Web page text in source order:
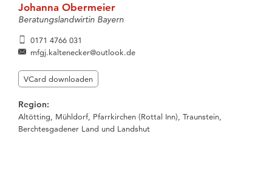
Johanna Obermeier
Beratungslandwirtin Bayern
0171 4766 031
mfgj.kaltenecker@outlook.de
VCard downloaden
Region:
Altötting, Mühldorf, Pfarrkirchen (Rottal Inn), Traunstein,
Berchtesgadener Land und Landshut